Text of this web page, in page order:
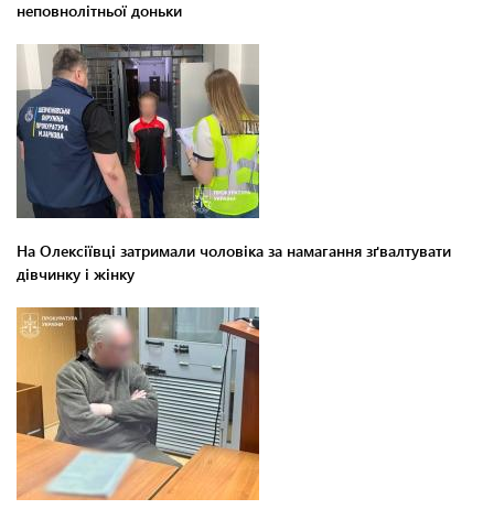
неповнолітньої доньки
На Олексіївці затримали чоловіка за намагання зґвалтувати
дівчинку і жінку